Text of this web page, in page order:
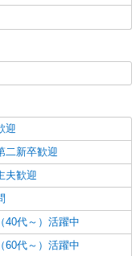
迎
二新卒歓迎
夫歓迎
40代～）活躍中
60代～）活躍中